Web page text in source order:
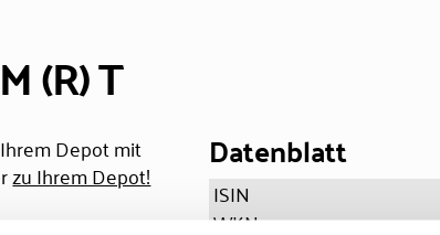
(R) T
Depot mit
zu Ihrem Depot! Datenblatt
ISIN
WKN